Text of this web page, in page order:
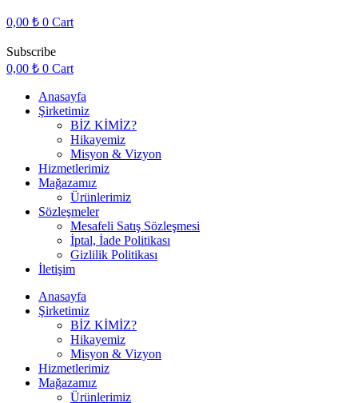
0,00 ₺ 0 Cart
Subscribe
0,00 ₺ 0 Cart
Anasayfa
Şirketimiz
BİZ KİMİZ?
Hikayemiz
Misyon & Vizyon
Hizmetlerimiz
Mağazamız
Ürünlerimiz
Sözleşmeler
Mesafeli Satış Sözleşmesi
İptal, İade Politikası
Gizlilik Politikası
İletişim
Anasayfa
Şirketimiz
BİZ KİMİZ?
Hikayemiz
Misyon & Vizyon
Hizmetlerimiz
Mağazamız
Ürünlerimiz